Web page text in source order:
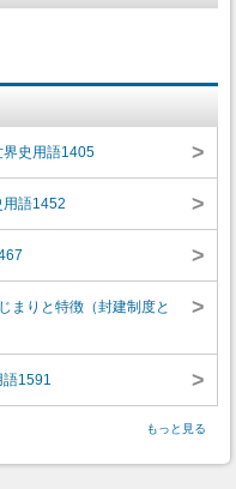
史用語1405 >
語1452 >
>
りと特徴（封建制度と
>
1591 >
もっと見る